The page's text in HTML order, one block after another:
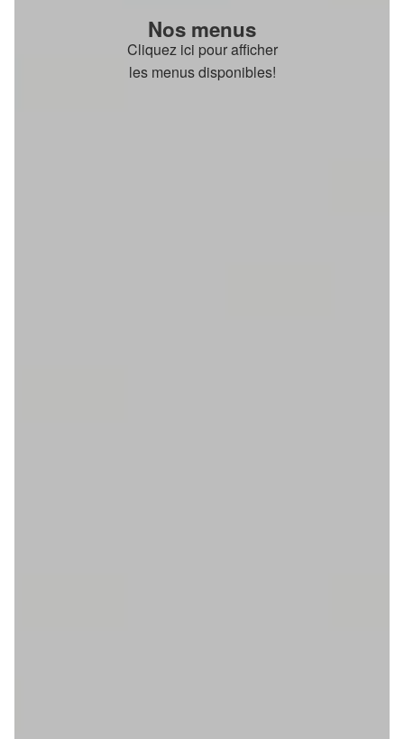
Nos menus
Cliquez ici pour afficher
les menus disponibles!